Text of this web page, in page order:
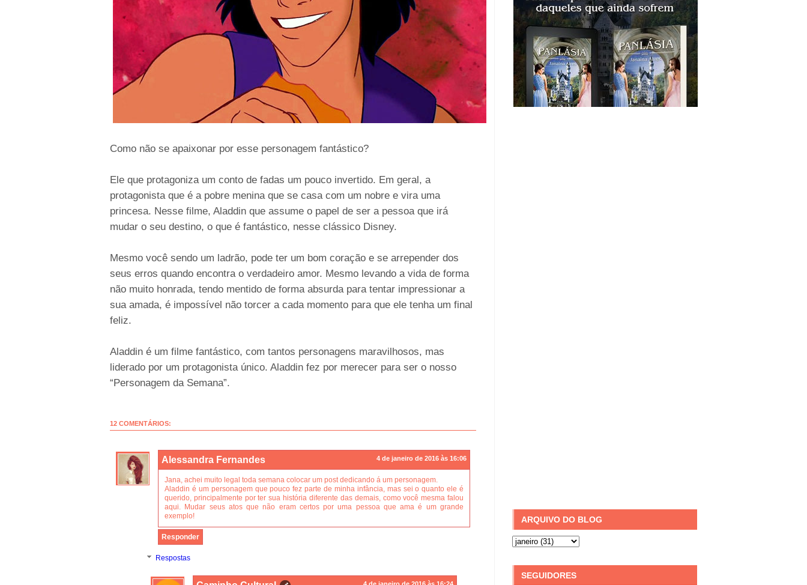
Como não se apaixonar por esse personagem fantástico?
Ele que protagoniza um conto de fadas um pouco invertido. Em geral, a
protagonista que é a pobre menina que se casa com um nobre e vira uma
princesa. Nesse filme, Aladdin que assume o papel de ser a pessoa que irá
mudar o seu destino, o que é fantástico, nesse clássico Disney.
Mesmo você sendo um ladrão, pode ter um bom coração e se arrepender dos
seus erros quando encontra o verdadeiro amor. Mesmo levando a vida de forma
não muito honrada, tendo mentido de forma absurda para tentar impressionar a
sua amada, é impossível não torcer a cada momento para que ele tenha um final
feliz.
Aladdin é um filme fantástico, com tantos personagens maravilhosos, mas
liderado por um protagonista único. Aladdin fez por merecer para ser o nosso
“Personagem da Semana”.
12 COMENTÁRIOS:
Alessandra Fernandes 4 de janeiro de 2016 às 16:06
Jana, achei muito legal toda semana colocar um post dedicando á um personagem.
Aladdin é um personagem que pouco fez parte de minha infância, mas sei o quanto ele é
querido, principalmente por ter sua história diferente das demais, como você mesma falou
aqui. Mudar seus atos que não eram certos por uma pessoa que ama é um grande
exemplo!
Responder
Respostas
4 de janeiro de 2016 às 16:24
ARQUIVO DO BLOG
SEGUIDORES